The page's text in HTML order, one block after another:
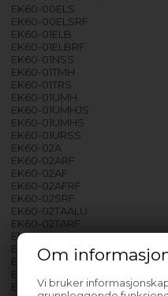
Om
Vi bruker
EK60-00ELS
EK60-00ELSRF
EK60-01ELB
EK60-01ELBRF
EK60-01NSS
EK60-01TMH
EK60-01TRS
EK60-01UMH
EK60-01UMHJS
EK60-01UMHS
EK60-01URSS
EK60-02A
EK60-02ARF
EK60-02AF
EK60-02AFRF
EK60-02SRF
EK60-02TAALU
EK60-02TARF
EK60-02TAFALU
EK60-02TAFRF
EK60-52HK
EK62-20
EK62-20RF